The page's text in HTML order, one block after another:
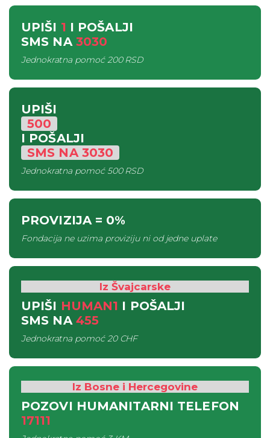
UPIŠI 1 I POŠALJI
SMS NA 3030
Jednokratna pomoć200 RSD
UPIŠI
500
I POŠALJI
SMS NA3030
Jednokratna pomoć500 RSD
PROVIZIJA= 0%
Fondacija ne uzima proviziju ni od jedne uplate
Iz Švajcarske
UPIŠI HUMAN1 I POŠALJI
SMS NA 455
Jednokratna pomoć20 CHF
Iz Bosne i Hercegovine
POZOVI HUMANITARNI TELEFON
17111